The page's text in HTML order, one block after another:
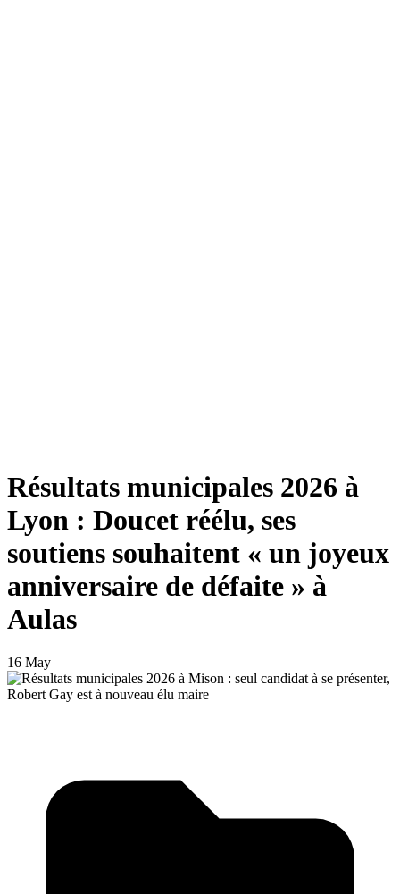
Résultats municipales 2026 à
Lyon : Doucet réélu, ses
soutiens souhaitent « un joyeux
anniversaire de défaite » à
Aulas
16 May